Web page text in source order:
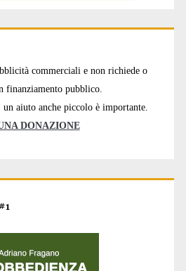
commerciali e non richiede o
finanziamento pubblico.
un aiuto anche piccolo è importante.
DONAZIONE